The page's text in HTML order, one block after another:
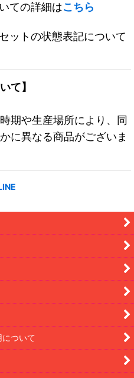
ての詳細はこちら
ットの状態表記について
て】
期や生産場所により、同
に異なる商品がございま
ついて